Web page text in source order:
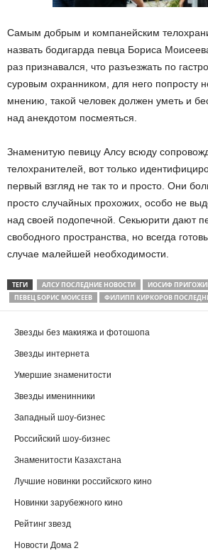
Самым добрым и компанейским
назвать бодигарда певца Бориса
раз признавался, что разъезжать по
суровым охранником, для него попросту
мнению, такой человек должен уметь и
над анекдотом посмеяться.
Знаменитую певицу Алсу всюду
телохранителей, вот только
первый взгляд не так то и просто. Они
просто случайных прохожих, особо не
над своей подопечной. Секьюрити дают
свободного пространства, но всегда
случае малейшей необходимости.
ТЕГИ АЛСУ ПОСЛЕДНИЕ НОВОСТИ
ИОСИФ
ПЕВЕЦ БОРИС МОИСЕЕВ
ФИЛИПП КИРКОРОВ
Звезды без макияжа и фотошопа
Звезды интернета
Умершие знаменитости
Звезды именинники
Западный шоу-бизнес
Российский шоу-бизнес
Знаменитости Казахстана
Лучшие новинки российского кино
Новинки зарубежного кино
Рейтинг звезд
Новости Дома 2